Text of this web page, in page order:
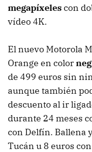
megapíxelescon
vídeo 4K.
El nuevo Motorola
Orange en color
de 499 euros sin
aunque también
descuento al ir
durante 24 meses
con Delfín. Ballena
Tucán u 8 euros